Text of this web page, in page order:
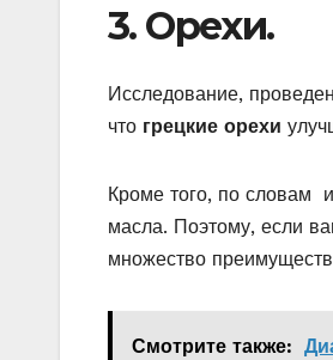
3. Орехи.
Исследование,
что грецкие орехи
Кроме того, по словам
масла. Поэтому, если
множество преимуществ
Смотрите также: